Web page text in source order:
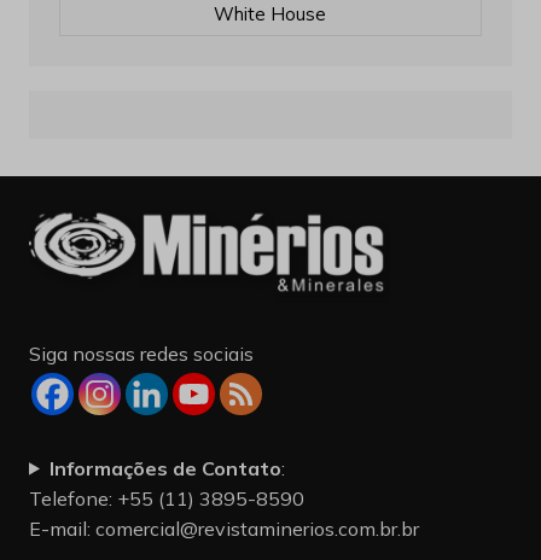
White House
Siga nossas redes sociais
Informações de Contato:
Telefone: +55 (11) 3895-8590
E-mail: comercial@revistaminerios.com.br.br